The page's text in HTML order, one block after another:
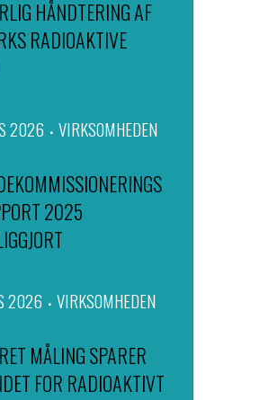
HÅNDTERING AF
RADIOAKTIVE
2026
VIRKSOMHEDEN
2025
2026
VIRKSOMHEDEN
MÅLING SPARER
FOR RADIOAKTIVT